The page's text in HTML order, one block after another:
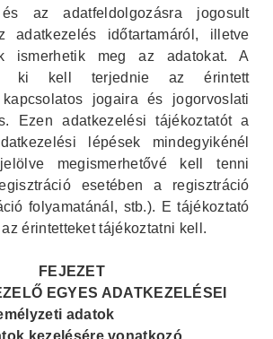
és az adatfeldolgozásra jogosult
adatkezelés időtartamáról, illetve
ismerhetik meg az adatokat. A
ki kell terjednie az érintett
jogaira és jogorvoslati
Ezen adatkezelési tájékoztatót a
lépések mindegyikénél
megismerhetővé kell tenni
esetében a regisztráció
folyamatánál, stb.). E tájékoztató
érintetteket tájékoztatni kell.
FEJEZET
EGYES ADATKEZELÉSEI
adatok
kezelésére vonatkozó